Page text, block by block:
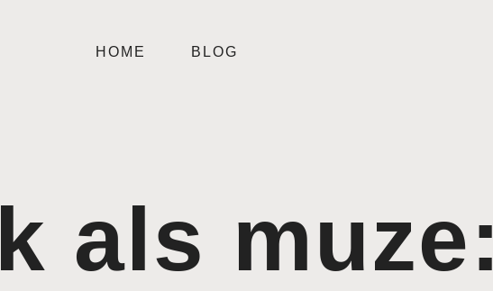
HOME BLOG
als muze: